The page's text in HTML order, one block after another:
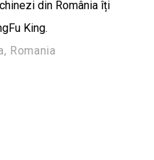
din România îți
King.
Romania